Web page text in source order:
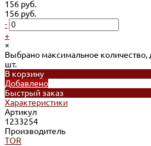
156 руб.
156 руб.
-
+
×
Выбрано максимальное количество,
шт.
В корзину
Добавлено
Быстрый заказ
Характеристики
Артикул
1233254
Производитель
TOR